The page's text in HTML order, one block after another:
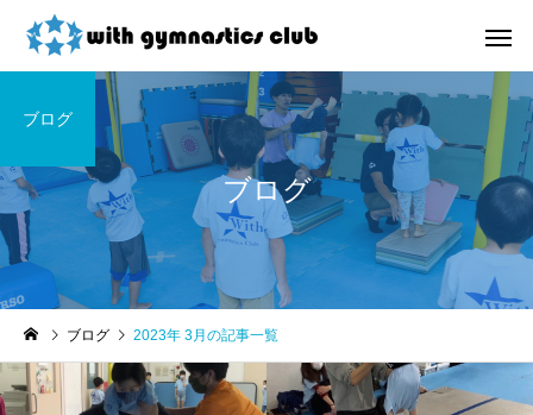
お知らせ
令和8年度未就園児クラス
新規会員様募集中！
未分類
ウィズ体操クラブ技紹
４段、６段閉脚跳び～
ブログ
ブログ
ブログ 2023年 3月の記事一覧